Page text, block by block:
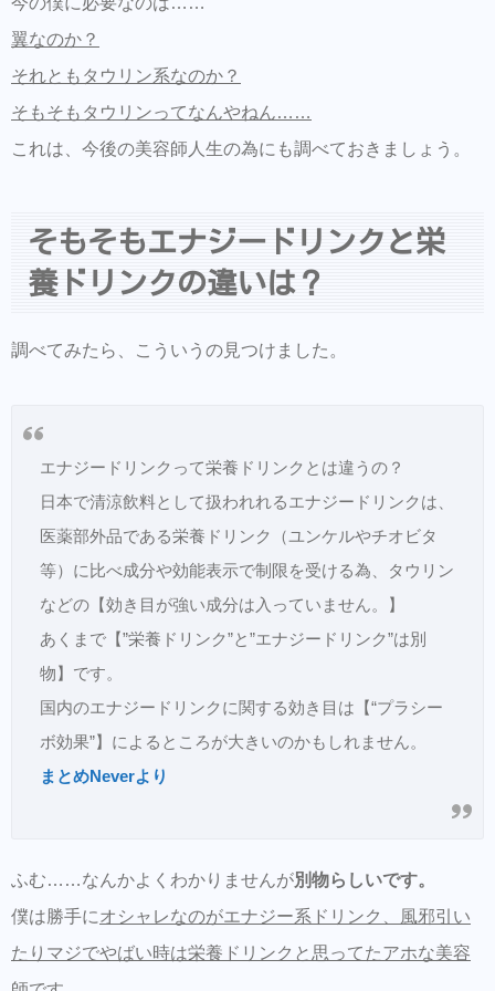
翼なのか？
それともタウリン系なのか？
そもそもタウリンってなんやねん……
これは、今後の美容師人生の為にも調べておきましょう。
そもそもエナジードリンクと栄
養ドリンクの違いは？
調べてみたら、こういうの見つけました。
エナジードリンクって栄養ドリンクとは違うの？
日本で清涼飲料として扱われれるエナジードリンクは、
医薬部外品である栄養ドリンク（ユンケルやチオビタ
等）に比べ成分や効能表示で制限を受ける為、タウリン
などの【効き目が強い成分は入っていません。】
あくまで【”栄養ドリンク”と”エナジードリンク”は別
物】です。
国内のエナジードリンクに関する効き目は【“プラシー
ボ効果”】によるところが大きいのかもしれません。
まとめNeverより
ふむ……なんかよくわかりませんが別物らしいです。
僕は勝手にオシャレなのがエナジー系ドリンク、風邪引い
たりマジでやばい時は栄養ドリンクと思ってたアホな美容